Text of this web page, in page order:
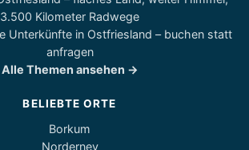
3.500 Kilometer Radwege
Unterkünfte in Ostfriesland – buchen statt
anfragen
Alle Themen ansehen →
BELIEBTE ORTE
Borkum
Norderney